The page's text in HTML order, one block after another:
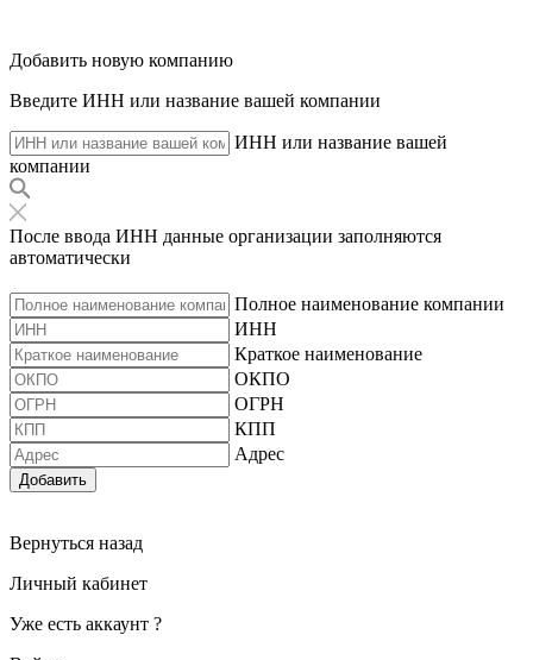
Добавить новую компанию
Введите ИНН или название вашей компании
ИНН или название вашей
компании
После ввода ИНН данные организации заполняются
автоматически
Полное наименование компании
ИНН
Краткое наименование
ОКПО
ОГРН
КПП
Адрес
Добавить
Вернуться назад
Личный кабинет
Уже есть аккаунт ?